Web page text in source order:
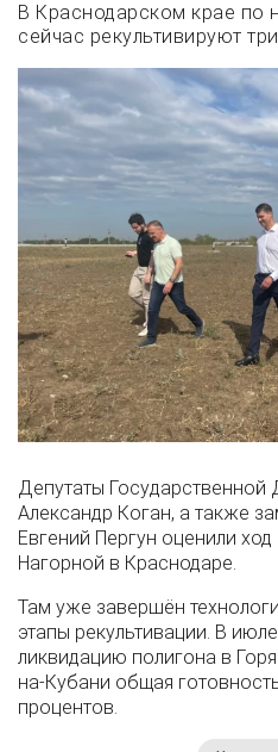
В Краснодарском крае по
сейчас рекультивируют
Депутаты
Александр Коган, а также
Евгений Пергун оценили
Нагорной в Краснодаре.
Там уже завершён
этапы рекультивации. В
ликвидацию полигона в
на-Кубани общая
процентов.